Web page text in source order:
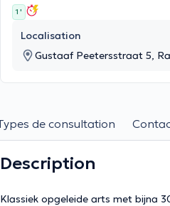
1 '
Localisation
Gustaaf Peetersstraat 5,
de consultation
Description
Klassiek opgeleide arts met bijna